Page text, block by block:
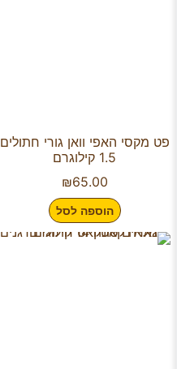
פט מקסי האפי וואן גורי חתולים
1.5 קילוגרם
₪65.00
הוספה לסל